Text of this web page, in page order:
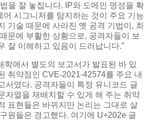
을 잘 놓칩니다. IP와 도메인 명성을 확
어 시그니처를 탐지하는 것이 주요 기능
기술 때문에 사라진 옛 공격 기법이, 최
문에 부활한 상황으로, 공격자들이 보
잘 이해하고 있음이 드러납니다.”
학에서 별도의 보고서가 발표된 바 있
취약점인 CVE-2021-42574를 주요 내
서였다. 공격자들이 특정 유니코드 글
자열을 재배치할 수 있게 해 주는 취약
표현들은 바뀌지만 논리는 그대로 살
원들은 경고했다. 여기에 U+202e 글